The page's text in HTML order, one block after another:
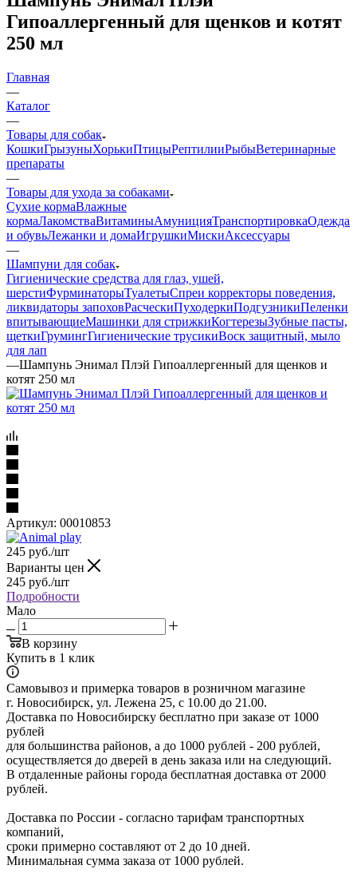
Гипоаллергенный для щенков и котят
250 мл
Главная
—
Каталог
—
Товары для собак
КошкиГрызуныХорькиПтицыРептилииРыбыВетеринарные
препараты
—
Товары для ухода за собаками
Сухие кормаВлажные
кормаЛакомстваВитаминыАмуницияТранспортировкаОдежда
и обувьЛежанки и домаИгрушкиМискиАксессуары
—
Шампуни для собак
Гигиенические средства для глаз, ушей,
шерстиФурминаторыТуалетыСпреи корректоры поведения,
ликвидаторы запоховРасческиПуходеркиПодгузникиПеленки
впитывающиеМашинки для стрижкиКогтерезыЗубные пасты,
щеткиГрумингГигиенические трусикиВоск защитный, мыло
для лап
—Шампунь Энимал Плэй Гипоаллергенный для щенков и
котят 250 мл
Артикул: 00010853
245 руб./шт
Варианты цен
245 руб./шт
Подробности
Мало
В корзину
Купить в 1 клик
Самовывоз и примерка товаров в розничном магазине
г. Новосибирск, ул. Лежена 25, с 10.00 до 21.00.
Доставка по Новосибирску бесплатно при заказе от 1000
рублей
для большинства районов, а до 1000 рублей - 200 рублей,
осуществляется до дверей в день заказа или на следующий.
В отдаленные районы города бесплатная доставка от 2000
рублей.
Доставка по России - согласно тарифам транспортных
компаний,
сроки примерно составляют от 2 до 10 дней.
Минимальная сумма заказа от 1000 рублей.